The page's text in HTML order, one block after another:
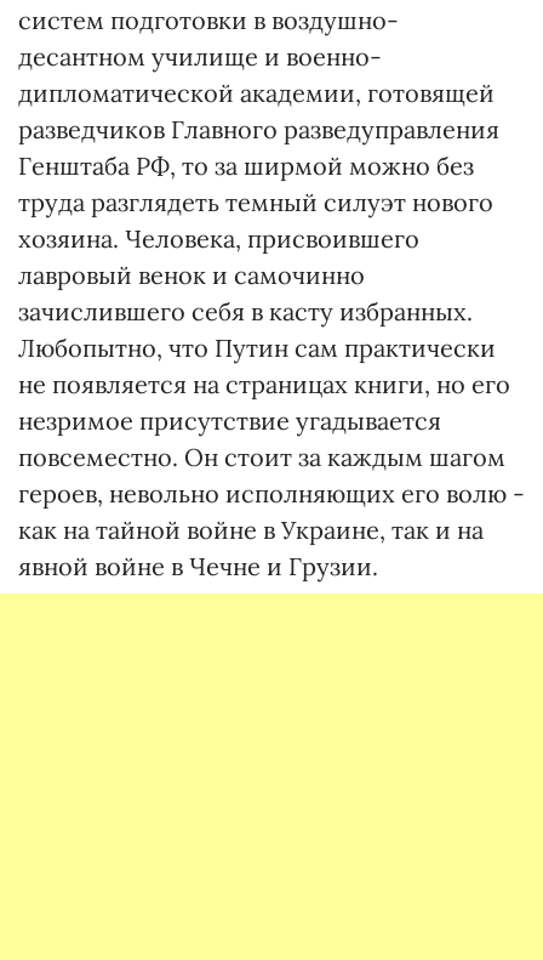
систем подготовки в воздушно-
десантном училище и военно-
дипломатической академии, готовящей
разведчиков Главного разведуправления
Генштаба РФ, то за ширмой можно без
труда разглядеть темный силуэт нового
хозяина. Человека, присвоившего
лавровый венок и самочинно
зачислившего себя в касту избранных.
Любопытно, что Путин сам практически
не появляется на страницах книги, но его
незримое присутствие угадывается
повсеместно. Он стоит за каждым шагом
героев, невольно исполняющих его волю -
как на тайной войне в Украине, так и на
явной войне в Чечне и Грузии.